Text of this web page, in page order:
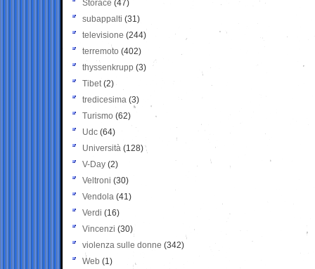
Storace (47)
subappalti (31)
televisione(244)
terremoto (402)
thyssenkrupp (3)
Tibet(2)
tredicesima (3)
Turismo (62)
Udc (64)
Università (128)
V-Day (2)
Veltroni (30)
Vendola (41)
Verdi (16)
Vincenzi (30)
violenza sulle donne (342)
Web (1)